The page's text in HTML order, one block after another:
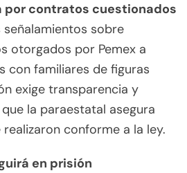
por contratos cuestionados
señalamientos sobre
otorgados por Pemex a
con familiares de figuras
exige transparencia y
la paraestatal asegura
conforme a la ley.
en prisión